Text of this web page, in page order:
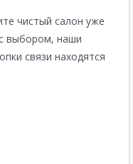
чистый салон уже
выбором, наши
связи находятся